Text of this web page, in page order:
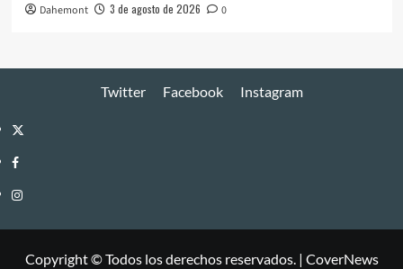
Dahemont 3 de agosto de 2026 0
Twitter Facebook Instagram
Twitter
Facebook
Instagram
Copyright © Todos los derechos reservados. | CoverNews